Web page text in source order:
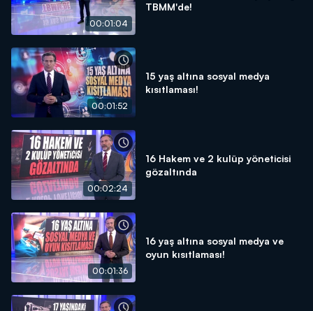
00:01:04
TBMM'de!
00:01:52
15 yaş altına sosyal medya
kısıtlaması!
00:02:24
16 Hakem ve 2 kulüp yöneticisi
gözaltında
00:01:36
16 yaş altına sosyal medya ve
oyun kısıtlaması!